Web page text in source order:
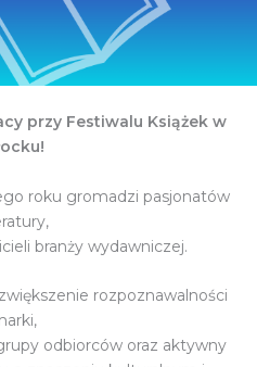
przy Festiwalu Książek w
roku gromadzi pasjonatów
branży wydawniczej.
rozpoznawalności
odbiorców oraz aktywny